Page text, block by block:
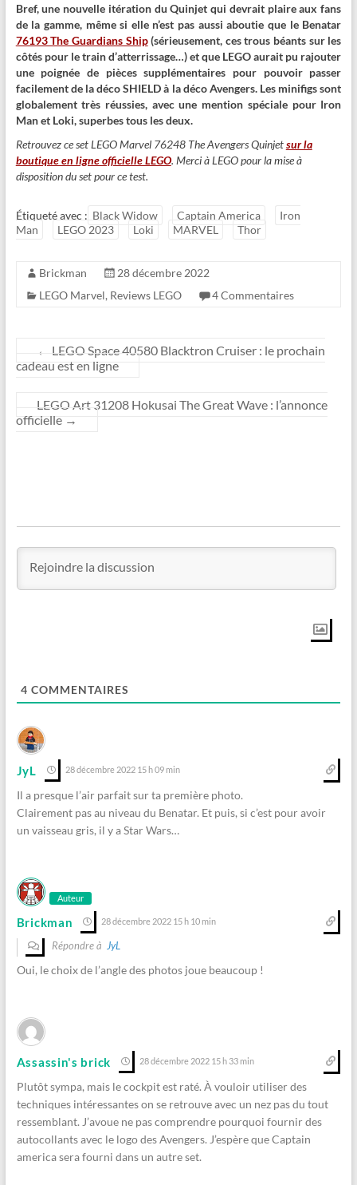
Bref, une nouvelle itération du Quinjet qui devrait plaire aux fans
de la gamme, même si elle n’est pas aussi aboutie que le Benatar
76193 The Guardians Ship(sérieusement, ces trous béants sur les
côtés pour le train d’atterrissage…) et que LEGO aurait pu rajouter
une poignée de pièces supplémentaires pour pouvoir passer
facilement de la déco SHIELD à la déco Avengers. Les minifigs sont
globalement très réussies, avec une mention spéciale pour Iron
Man et Loki, superbes tous les deux.
Retrouvez ce set LEGO Marvel 76248 The Avengers Quinjetsur la
boutique en ligne officielle LEGO. Merci à LEGO pour la mise à
disposition du set pour ce test.
Étiqueté avec : Black Widow Captain America
Iron
Man
LEGO 2023 Loki MARVEL Thor
Brickman
28 décembre 2022
LEGO Marvel, Reviews LEGO 4 Commentaires
←
LEGO Space 40580 Blacktron Cruiser : le prochain
cadeau est en ligne
LEGO Art 31208 Hokusai The Great Wave : l’annonce
officielle →
4 COMMENTAIRES
JyL 28 décembre 2022 15 h 09 min
Il a presque l’air parfait sur ta première photo.
Clairement pas au niveau du Benatar. Et puis, si c’est pour avoir
un vaisseau gris, il y a Star Wars…
Auteur
Brickman 28 décembre 2022 15 h 10 min
Répondre à JyL
Oui, le choix de l’angle des photos joue beaucoup !
Assassin's brick 28 décembre 2022 15 h 33 min
Plutôt sympa, mais le cockpit est raté. À vouloir utiliser des
techniques intéressantes on se retrouve avec un nez pas du tout
ressemblant. J’avoue ne pas comprendre pourquoi fournir des
autocollants avec le logo des Avengers. J’espère que Captain
america sera fourni dans un autre set.